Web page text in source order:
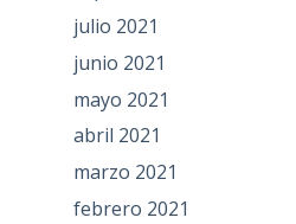
julio 2021
junio 2021
mayo 2021
abril 2021
marzo 2021
febrero 2021